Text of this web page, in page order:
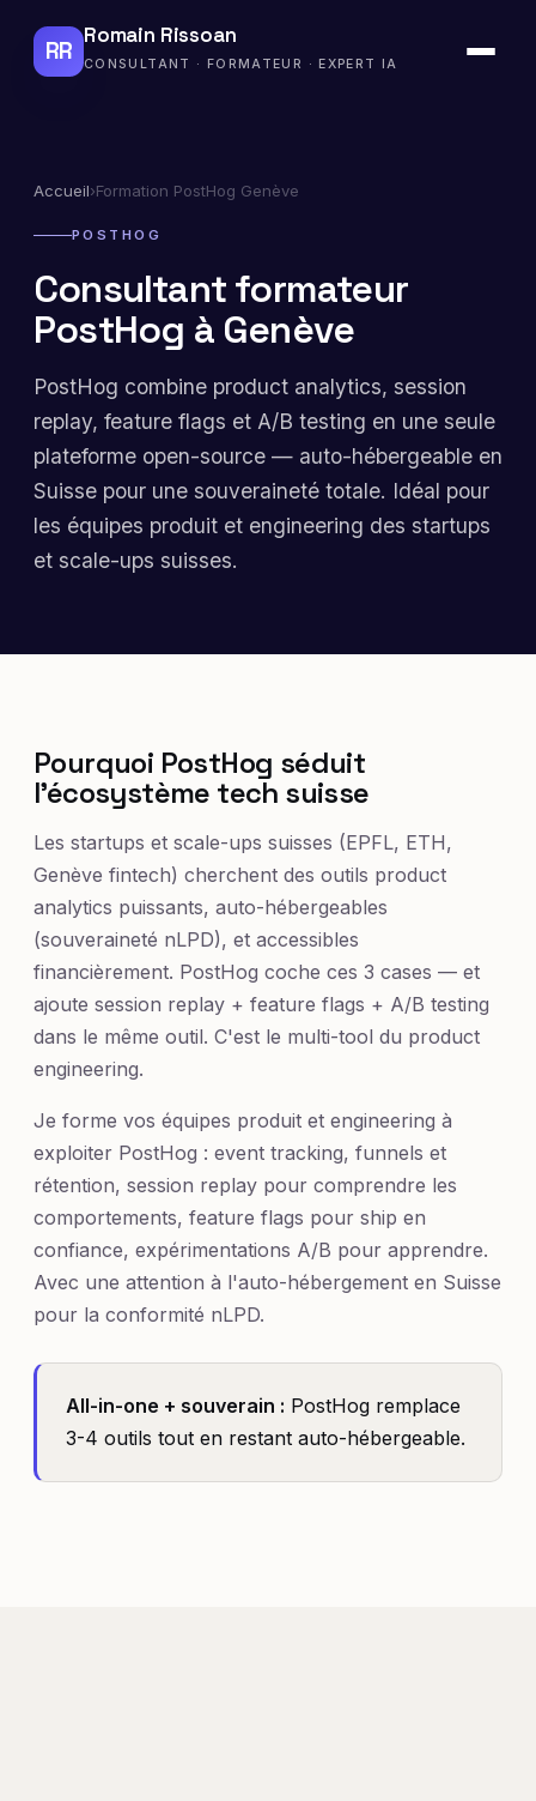
RR
Romain Rissoan
CONSULTANT · FORMATEUR · EXPERT IA
Accueil›Formation PostHog Genève
POSTHOG
Consultant formateur
PostHog à Genève
PostHog combine product analytics, session
replay, feature flags et A/B testing en une seule
plateforme open-source — auto-hébergeable en
Suisse pour une souveraineté totale. Idéal pour
les équipes produit et engineering des startups
et scale-ups suisses.
Pourquoi PostHog séduit
l'écosystème tech suisse
Les startups et scale-ups suisses (EPFL, ETH,
Genève fintech) cherchent des outils product
analytics puissants, auto-hébergeables
(souveraineté nLPD), et accessibles
financièrement. PostHog coche ces 3 cases — et
ajoute session replay + feature flags + A/B testing
dans le même outil. C'est le multi-tool du product
engineering.
Je forme vos équipes produit et engineering à
exploiter PostHog : event tracking, funnels et
rétention, session replay pour comprendre les
comportements, feature flags pour ship en
confiance, expérimentations A/B pour apprendre.
Avec une attention à l'auto-hébergement en Suisse
pour la conformité nLPD.
All-in-one + souverain : PostHog remplace
3-4 outils tout en restant auto-hébergeable.